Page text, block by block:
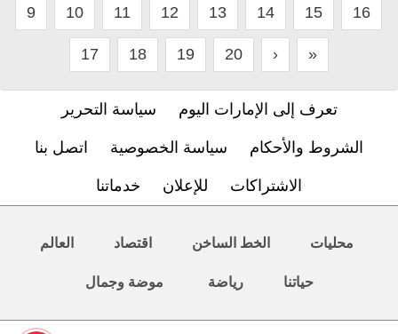
9 10 11 12 13 14 15 16
17 18 19 20 › »
تعرف إلى الإمارات اليوم سياسة التحرير
الشروط والأحكام سياسة الخصوصية اتصل بنا
الاشتراكات للإعلان خدماتنا
محليات الخط الساخن اقتصاد العالم
حياتنا رياضة موضة وجمال